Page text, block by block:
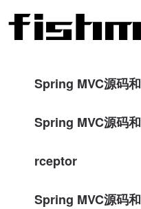
Spring MVC源码
Spring MVC源码
rceptor
Spring MVC源码